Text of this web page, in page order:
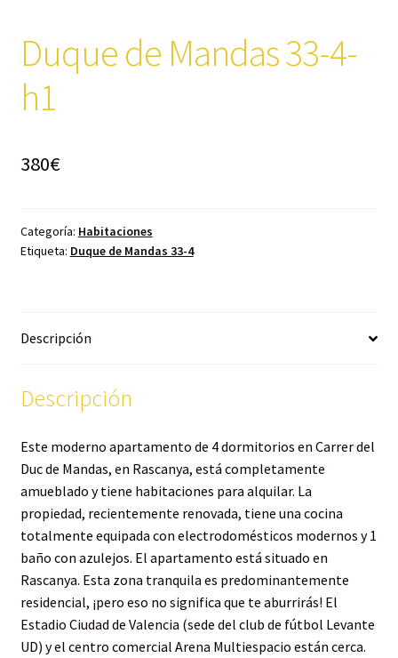
Duque de Mandas 33-4-
h1
380€
Categoría: Habitaciones
Etiqueta: Duque de Mandas 33-4
Descripción
Descripción
Este moderno apartamento de 4 dormitorios en Carrer del
Duc de Mandas, en Rascanya, está completamente
amueblado y tiene habitaciones para alquilar. La
propiedad, recientemente renovada, tiene una cocina
totalmente equipada con electrodomésticos modernos y 1
baño con azulejos. El apartamento está situado en
Rascanya. Esta zona tranquila es predominantemente
residencial, ¡pero eso no significa que te aburrirás! El
Estadio Ciudad de Valencia (sede del club de fútbol Levante
UD) y el centro comercial Arena Multiespacio están cerca.